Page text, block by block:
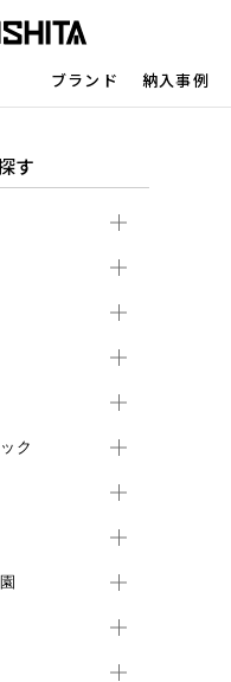
ブランド 納入事例
す
ク